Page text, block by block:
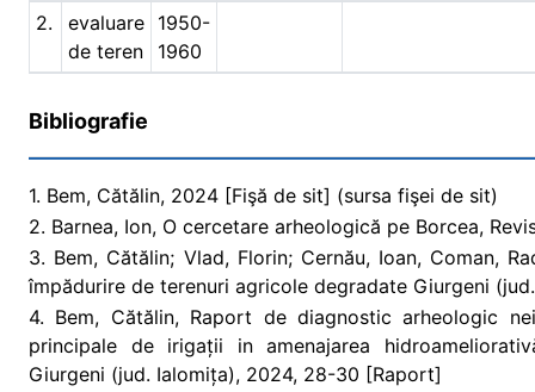
2.
evaluare
de teren
1950-
1960
Bibliografie
1. Bem, Cătălin, 2024 [Fişă de sit] (sursa fişei de sit)
2. Barnea, Ion, O cercetare arheologică pe Borcea,
3. Bem, Cătălin; Vlad, Florin; Cernău, Ioan, Coman,
împădurire de terenuri agricole degradate Giurgeni
4. Bem, Cătălin, Raport de diagnostic arheologic
principale de irigații in amenajarea
Giurgeni (jud. Ialomița), 2024, 28-30 [Raport]